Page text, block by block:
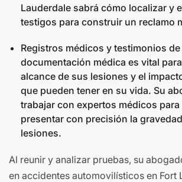
Lauderdale sabrá cómo localizar y
testigos para construir un reclamo
Registros médicos y testimonios
documentación médica es vital
alcance de sus lesiones y el
que pueden tener en su vida. Su
trabajar con expertos médicos para
presentar con precisión la
lesiones.
Al reunir y analizar pruebas, su
en accidentes automovilísticos en Fort